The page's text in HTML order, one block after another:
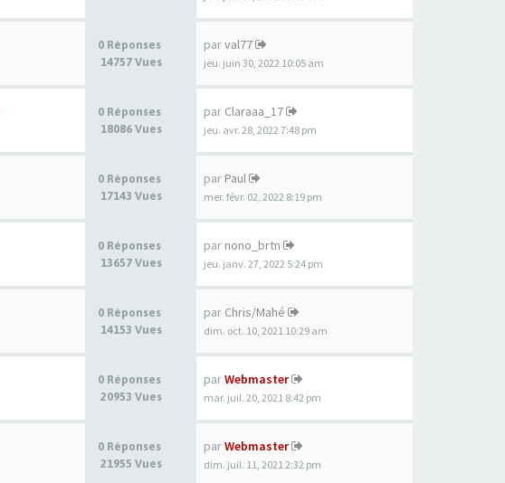
0 Réponses
14757 Vues
parval77
jeu. juin 30, 2022 10:05 am
0 Réponses
18086 Vues
par Claraaa_17
jeu. avr. 28, 2022 7:48 pm
0 Réponses
17143 Vues
par Paul
mer. févr. 02, 2022 8:19 pm
0 Réponses
13657 Vues
par nono_brtn
jeu. janv. 27, 2022 5:24 pm
0 Réponses
14153 Vues
par Chris/Mahé
dim. oct. 10, 2021 10:29 am
0 Réponses
20953 Vues
parWebmaster
mar. juil. 20, 2021 8:42 pm
0 Réponses
21955 Vues
parWebmaster
dim. juil. 11, 2021 2:32 pm